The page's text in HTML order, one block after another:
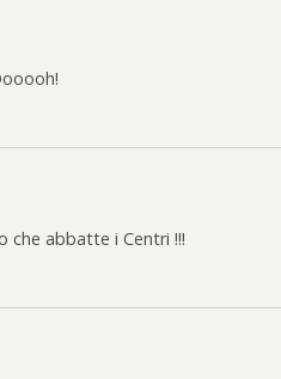
che abbatte i Centri !!!